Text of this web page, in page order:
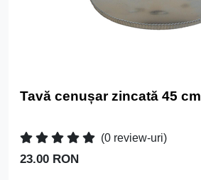
Tavă cenușar zincată 45 cm
(0 review-uri)
23.00 RON